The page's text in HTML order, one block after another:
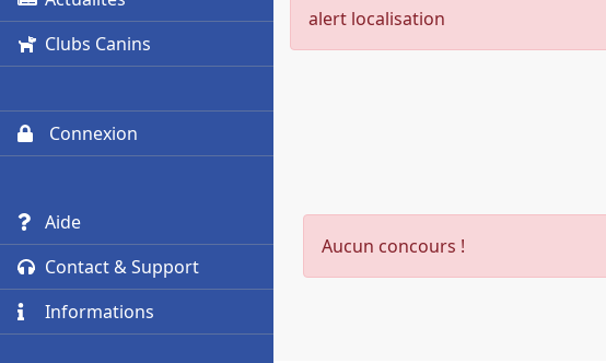
Clubs Canins
Connexion
Aide
Contact & Support
Informations
alert localisation
Aucun concours !